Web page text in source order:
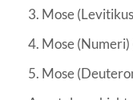
3. Mose
4. Mose (Numeri)
5. Mose